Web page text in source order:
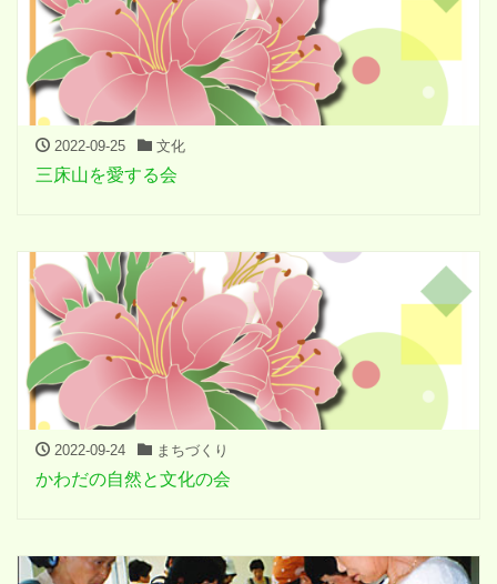
2022-09-25 文化
三床山を愛する会
2022-09-24 まちづくり
かわだの自然と文化の会